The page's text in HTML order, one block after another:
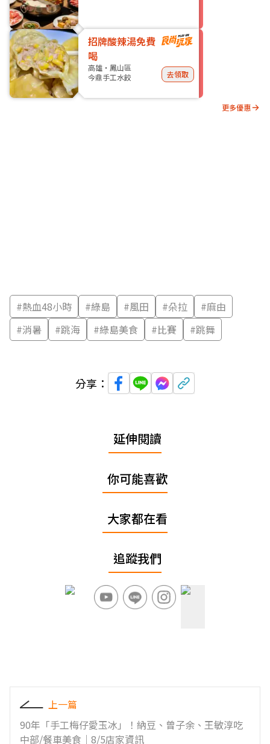
招牌酸辣湯免費
喝
高雄・鳳山區
今鼎手工水餃
去領取
更多優惠
#熱血48小時 #綠島 #風田 #朵拉 #麻由
#消暑 #跳海 #綠島美食 #比賽 #跳舞
分享：
延伸閱讀
你可能喜歡
大家都在看
追蹤我們
上一篇
90年「手工梅仔愛玉冰」！納豆、曾子余、王敏淳吃
中部/餐車美食｜8/5店家資訊